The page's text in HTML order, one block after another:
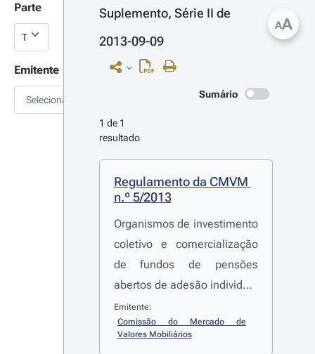
Parte
Emitente
Selecionar
Suplemento, Série II de
2013-09-09
Sumário
1 de 1
resultado
Regulamento da CMVM
n.º 5/2013
Organismos de investimento
coletivo e comercialização
de fundos de pensões
abertos de adesão individual
(revoga os regulamentos da
CMVM n.º 15/2003 e n.º
Emitente:
Comissão do Mercado de
Valores Mobiliários
AA